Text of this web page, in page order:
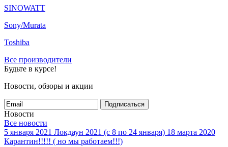
SINOWATT
Sony/Murata
Toshiba
Все производители
Будьте в курсе!
Новости, обзоры и акции
Подписаться
Новости
Все новости
5 января 2021 Локдаун 2021 (с 8 по 24 января) 18 марта 2020
Карантин!!!!! ( но мы работаем!!!)